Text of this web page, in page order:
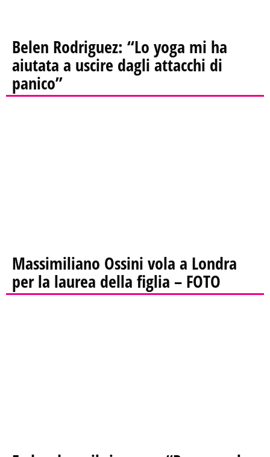
Belen Rodriguez: “Lo yoga mi ha
aiutata a uscire dagli attacchi di
panico”
Massimiliano Ossini vola a Londra
per la laurea della figlia – FOTO